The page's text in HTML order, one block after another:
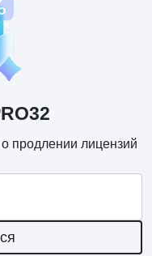
продлении лицензий